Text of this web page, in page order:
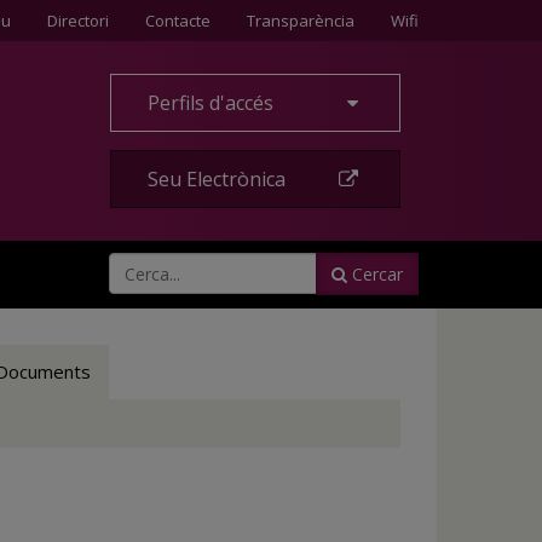
Directori Contacte
Contacte Transparència Wifi
Perfils d'accés
Seu Electrònica
Cercar